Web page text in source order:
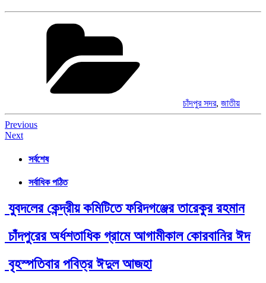
চাঁদপুর সদর, জাতীয়
Post
navigation
Previous
Next
সর্বশেষ
সর্বাধিক পঠিত
যুবদলের কেন্দ্রীয় কমিটিতে ফরিদগঞ্জের তারেকুর রহমান
চাঁদপুরের অর্ধশতাধিক গ্রামে আগামীকাল কোরবানির ঈদ
বৃহস্পতিবার পবিত্র ঈদুল আজহা